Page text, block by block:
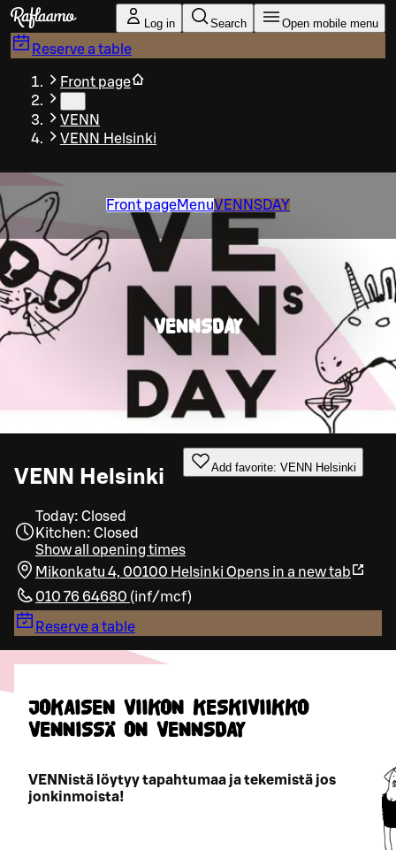
Skip to main content
Log in Search Open mobile menu
Reserve a table
Front page
VENN
VENN Helsinki
Front pageMenuVENNSDAY
VENNSDAY
VENN Helsinki Add favorite: VENN Helsinki
Today: Closed
Kitchen: Closed
Show all opening times
Mikonkatu 4, 00100 Helsinki Opens in a new tab
010 76 64680 (inf/mcf)
Reserve a table
JOKAISEN VIIKON KESKIVIIKKO
VENNISSÄ ON VENNSDAY
VENNistä löytyy tapahtumaa ja tekemistä jos
jonkinmoista!